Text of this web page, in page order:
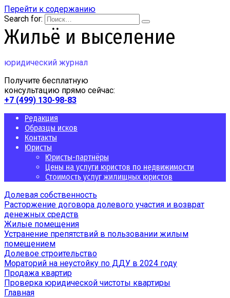
Перейти к содержанию
Search for:
Жильё и выселение
юридический журнал
Получите бесплатную
консультацию прямо сейчас:
+7 (499) 130-98-83
Редакция
Образцы исков
Контакты
Юристы
Юристы-партнёры
Цены на услуги юристов по недвижимости
Стоимость услуг жилищных юристов
Долевая собственность
Расторжение договора долевого участия и возврат
денежных средств
Жилые помещения
Устранение препятствий в пользовании жилым
помещением
Долевое строительство
Mораторий на неустойку по ДДУ в 2024 году
Продажа квартир
Проверка юридической чистоты квартиры
Главная